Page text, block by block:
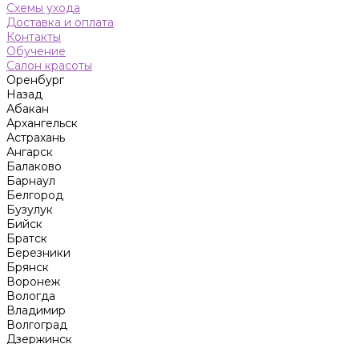
Схемы ухода
Доставка и оплата
Контакты
Обучение
Салон красоты
Оренбург
Назад
Абакан
Архангельск
Астрахань
Ангарск
Балаково
Барнаул
Белгород
Бузулук
Бийск
Братск
Березники
Брянск
Воронеж
Вологда
Владимир
Волгоград
Дзержинск